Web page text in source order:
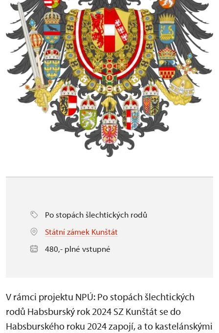
Po stopách šlechtických rodů
Státní zámek Kunštát
480,- plné vstupné
V rámci projektu NPÚ: Po stopách šlechtických
rodů Habsburský rok 2024 SZ Kunštát se do
Habsburského roku 2024 zapojí, a to kastelánskými